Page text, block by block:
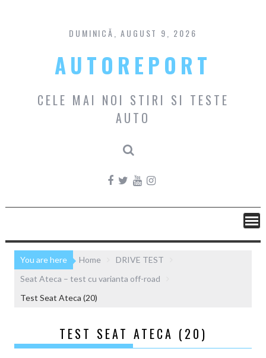
content
DUMINICĂ, AUGUST 9, 2026
AUTOREPORT
CELE MAI NOI STIRI SI TESTE
AUTO
You are here Home
DRIVE TEST
Seat Ateca – test cu varianta off-road
Test Seat Ateca (20)
TEST SEAT ATECA (20)